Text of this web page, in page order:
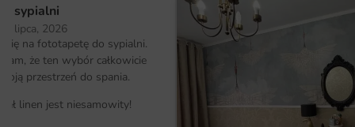
której maluch chętnie spędza czas.
Wzór można również wykorzystać w przedszkolnej salce,
kąciku zabaw w lokalu gastronomicznym albo na ścianie w
sklepie z odzieżą dziecięcą. Sprawdzi się wszędzie tam,
gdzie liczy się ciepły, opowieściowy klimat — także wśród
sypialni
lipca, 2026
się na fototapetę do sypialni.
że ten wybór całkowicie
przestrzeń do spania.
linen jest niesamowity!